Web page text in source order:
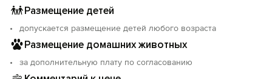
Размещение детей
допускается размещение детей любого возраста
Размещение домашних животных
за дополнительную плату по согласованию